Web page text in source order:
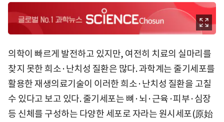
의학이 빠르게 발전하고 있지만, 여전히 치료의 실마리를
찾지 못한 희소·난치성 질환은 많다. 과학계는 줄기세포를
활용한 재생의료기술이 이러한 희소·난치성 질환을 고칠
수 있다고 보고 있다. 줄기세포는 뼈·뇌·근육·피부·심장
등 신체를 구성하는 다양한 세포로 자라는 원시세포(原始